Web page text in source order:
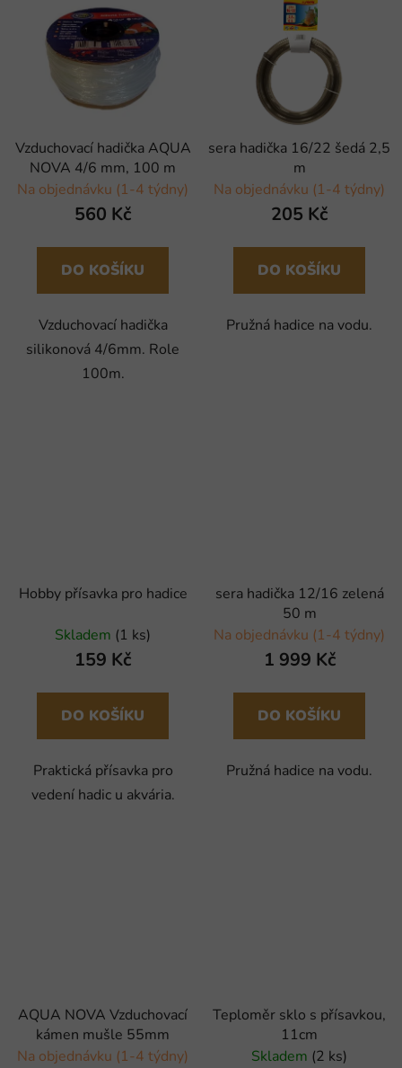
Vzduchovací hadička AQUA
NOVA 4/6 mm, 100 m
Na objednávku (1-4 týdny)
560 Kč
DO KOŠÍKU
Vzduchovací hadička
silikonová 4/6mm. Role
100m.
sera hadička 16/22 šedá 2,5
m
Na objednávku (1-4 týdny)
205 Kč
DO KOŠÍKU
Pružná hadice na vodu.
Hobby přísavka pro hadice
Skladem (1 ks)
159 Kč
DO KOŠÍKU
Praktická přísavka pro
vedení hadic u akvária.
sera hadička 12/16 zelená
50 m
Na objednávku (1-4 týdny)
1 999 Kč
DO KOŠÍKU
Pružná hadice na vodu.
AQUA NOVA Vzduchovací
kámen mušle 55mm
Na objednávku (1-4 týdny)
Teploměr sklo s přísavkou,
11cm
Skladem (2 ks)